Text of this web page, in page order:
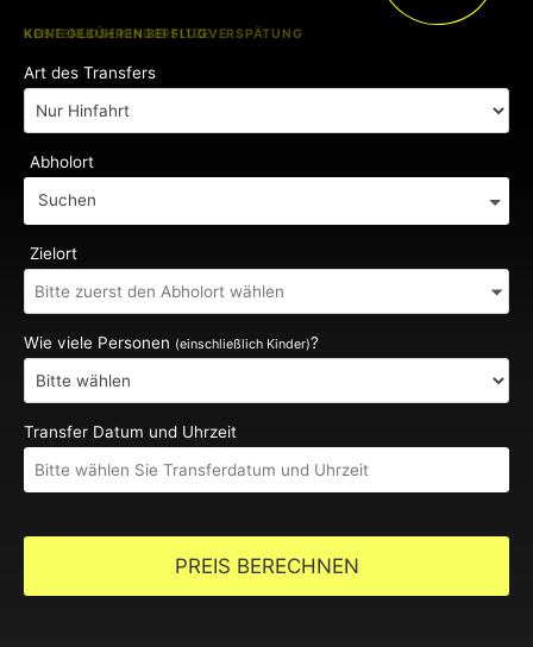
KOSTENLOSE KINDERSITZE
KEINE GEBÜHREN BEI FLUGVERSPÄTUNG
Art des Transfers
Abholort
Suchen
Zielort
Wie viele Personen (einschließlich Kinder)?
Transfer Datum und Uhrzeit
PREIS BERECHNEN